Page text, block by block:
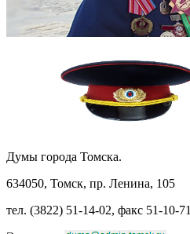
Думы города Томска.
634050, Томск, пр. Ленина, 105
тел. (3822) 51-14-02, факс 51-10-71